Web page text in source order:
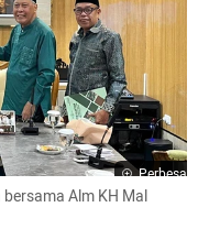
Perbesar
Alm KH Mal